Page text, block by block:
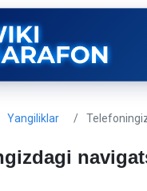
Yangiliklar